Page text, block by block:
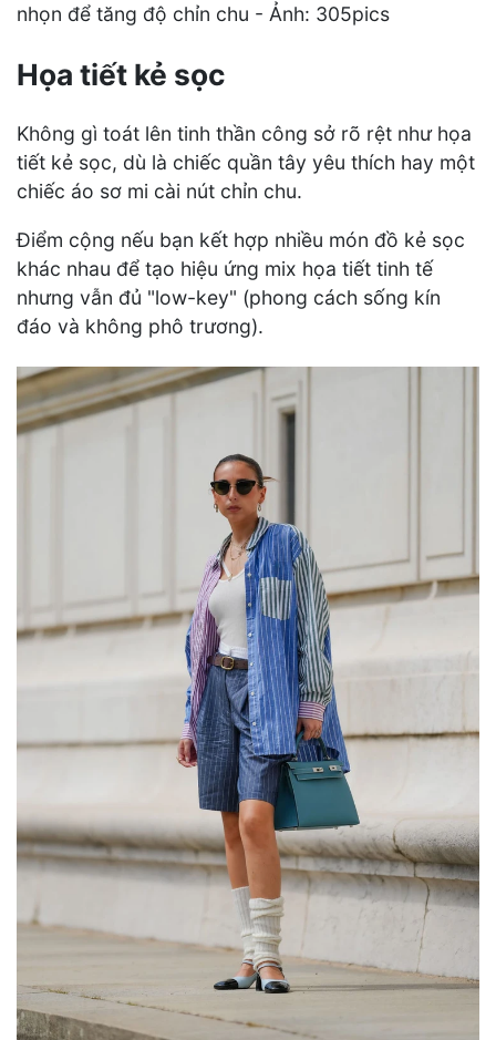
nhọn để tăng độ chỉn chu - Ảnh: 305pics
Họa tiết kẻ sọc
Không gì toát lên tinh thần công sở rõ rệt như họa
tiết kẻ sọc, dù là chiếc quần tây yêu thích hay một
chiếc áo sơ mi cài nút chỉn chu.
Điểm cộng nếu bạn kết hợp nhiều món đồ kẻ sọc
khác nhau để tạo hiệu ứng mix họa tiết tinh tế
nhưng vẫn đủ "low-key" (phong cách sống kín
đáo và không phô trương).